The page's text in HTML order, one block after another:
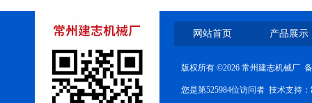
网站首页 产品展示
版权所有 ©2026 常州建志机械厂
您是第525984位访问者 技术支持：